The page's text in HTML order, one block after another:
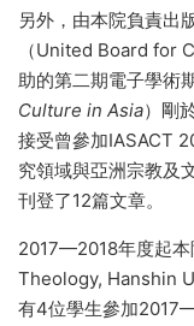
另外，由本院負責出
（United Board for
助的第二期電子學術
Culture in Asia）剛
接受曾參加IASACT
究領域與亞洲宗教及
刊登了12篇文章。
2017—2018年度起
Theology, Hanshin
有4位學生參加